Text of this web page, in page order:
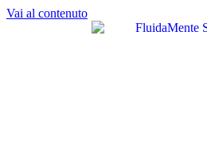
Vai al contenuto